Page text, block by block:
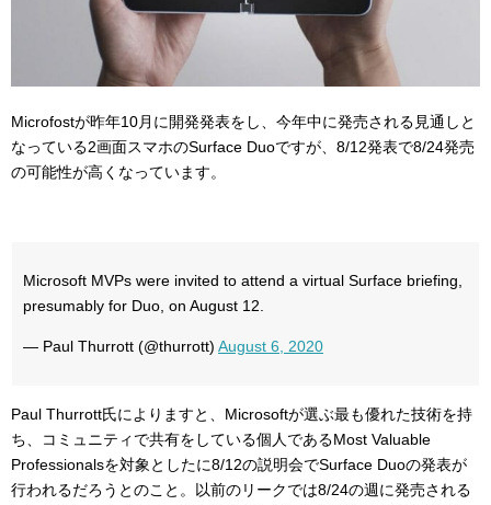
Microfostが昨年10月に開発発表をし、今年中に発売される見通しと
なっている2画面スマホのSurface Duoですが、8/12発表で8/24発売
の可能性が高くなっています。
Microsoft MVPs were invited to attend a virtual Surface briefing,
presumably for Duo, on August 12.
— Paul Thurrott (@thurrott) August 6, 2020
Paul Thurrott氏によりますと、 Microsoftが選ぶ最も優れた技術を持
ち、コミュニティで共有をしている個人であるMost Valuable
Professionalsを対象としたに8/12の説明会でSurface Duoの発表が
行われるだろうとのこと。以前のリークでは8/24の週に発売される